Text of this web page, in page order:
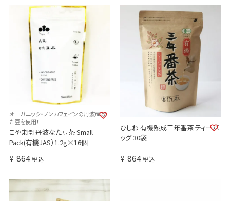
オーガニック・ノンカフェインの丹波産な
た豆を使用！
こやま園 丹波なた豆茶 Small
Pack(有機JAS）1.2g×16個
¥ 864 税込
ひしわ 有機熟成三年番茶 ティーバ
ッグ 30袋
¥ 864 税込